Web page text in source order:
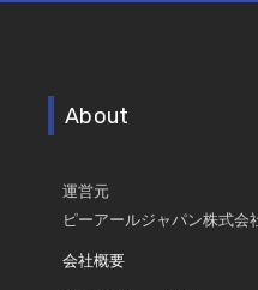
About
運営元
ピーアールジャパン株式会
会社概要